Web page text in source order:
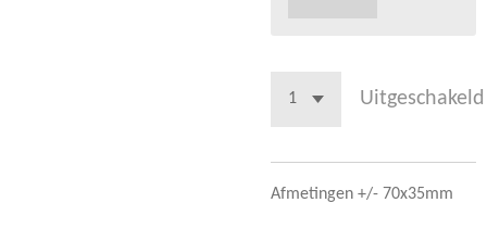
Uitgeschakeld
Afmetingen +/- 70x35mm